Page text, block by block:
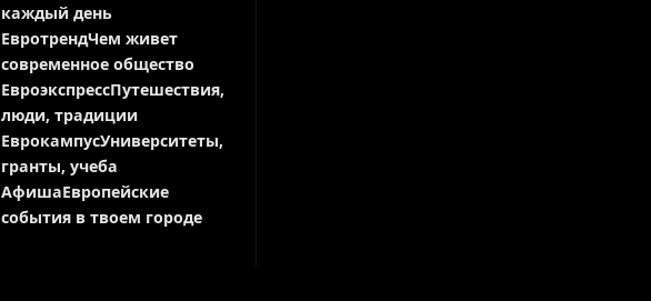
каждый день
ЕвротрендЧем живет
современное общество
ЕвроэкспрессПутешествия,
люди, традиции
ЕврокампусУниверситеты,
гранты, учеба
АфишаЕвропейские
события в твоем городе